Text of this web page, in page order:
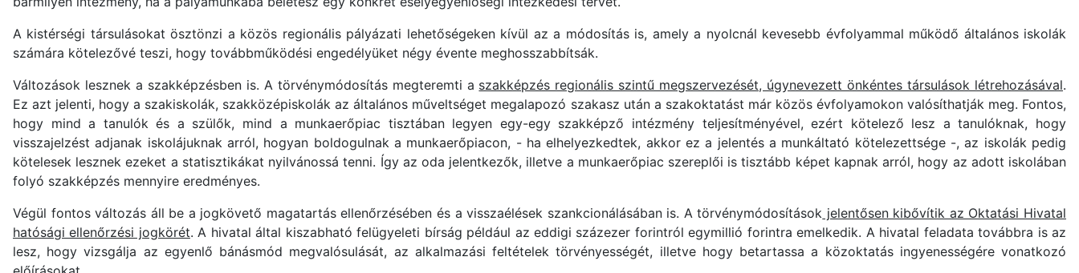
A kistérségi társulásokat ösztönzi a közös regionális pályázati lehetőségeken kívül az a módosítás is, amely a nyolcnál kevesebb évfolyammal működő általános iskolák
számára kötelezővé teszi, hogy továbbműködési engedélyüket négy évente meghosszabbítsák.
Változások lesznek a szakképzésben is. A törvénymódosítás megteremti a szakképzés regionális szintű megszervezését, úgynevezett önkéntes társulások létrehozásával.
Ez azt jelenti, hogy a szakiskolák, szakközépiskolák az általános műveltséget megalapozó szakasz után a szakoktatást már közös évfolyamokon valósíthatják meg. Fontos,
hogy mind a tanulók és a szülők, mind a munkaerőpiac tisztában legyen egy-egy szakképző intézmény teljesítményével, ezért kötelező lesz a tanulóknak, hogy
visszajelzést adjanak iskolájuknak arról, hogyan boldogulnak a munkaerőpiacon, - ha elhelyezkedtek, akkor ez a jelentés a munkáltató kötelezettsége -, az iskolák pedig
kötelesek lesznek ezeket a statisztikákat nyilvánossá tenni. Így az oda jelentkezők, illetve a munkaerőpiac szereplői is tisztább képet kapnak arról, hogy az adott iskolában
folyó szakképzés mennyire eredményes.
Végül fontos változás áll be a jogkövető magatartás ellenőrzésében és a visszaélések szankcionálásában is. A törvénymódosítások jelentősen kibővítik az Oktatási Hivatal
hatósági ellenőrzési jogkörét. A hivatal által kiszabható felügyeleti bírság például az eddigi százezer forintról egymillió forintra emelkedik. A hivatal feladata továbbra is az
lesz, hogy vizsgálja az egyenlő bánásmód megvalósulását, az alkalmazási feltételek törvényességét, illetve hogy betartassa a közoktatás ingyenességére vonatkozó